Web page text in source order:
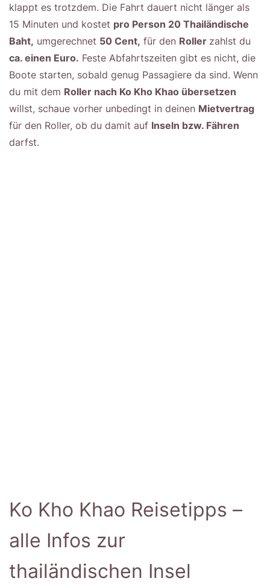
klappt es trotzdem. Die Fahrt dauert nicht länger als
15 Minuten und kostet pro Person 20 Thailändische
Baht, umgerechnet 50 Cent, für den Roller zahlst du
ca. einen Euro. Feste Abfahrtszeiten gibt es nicht, die
Boote starten, sobald genug Passagiere da sind. Wenn
du mit dem Roller nach Ko Kho Khao übersetzen
willst, schaue vorher unbedingt in deinen Mietvertrag
für den Roller, ob du damit auf Inseln bzw. Fähren
darfst.
Ko Kho Khao Reisetipps –
alle Infos zur
thailändischen Insel